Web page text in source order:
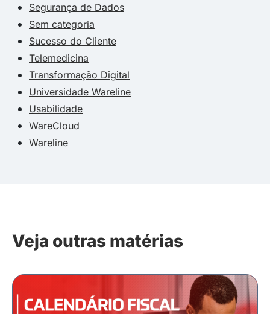
Segurança de Dados
Sem categoria
Sucesso do Cliente
Telemedicina
Transformação Digital
Universidade Wareline
Usabilidade
WareCloud
Wareline
Veja outras matérias